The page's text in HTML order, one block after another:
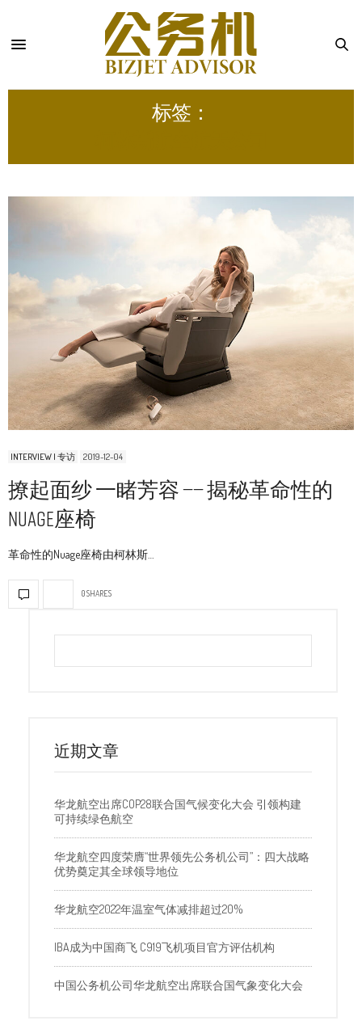
标签：
INTERVIEW | 专访 2019-12-04
撩起面纱 一睹芳容 —— 揭秘革命性的
Nuage座椅
革命性的Nuage座椅由柯林斯…
0 SHARES
近期文章
华龙航空出席COP28联合国气候变化大会 引领构建
可持续绿色航空
华龙航空四度荣膺“世界领先公务机公司”：四大战略
优势奠定其全球领导地位
华龙航空2022年温室气体减排超过20%
IBA成为中国商飞 C919飞机项目官方评估机构
中国公务机公司华龙航空出席联合国气象变化大会